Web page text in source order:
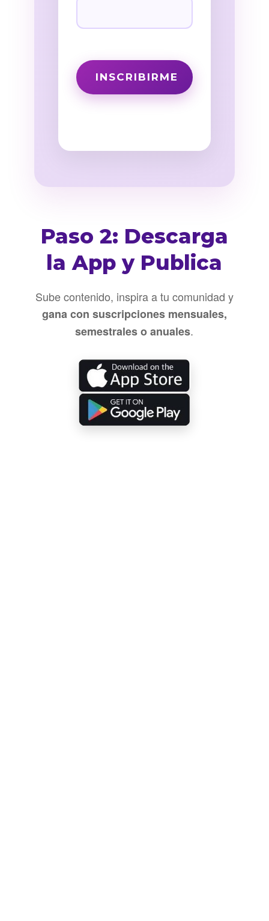
Paso 2: Descarga
la App y Publica
Sube contenido, inspira a tu comunidad y
gana con suscripciones mensuales,
semestrales o anuales.